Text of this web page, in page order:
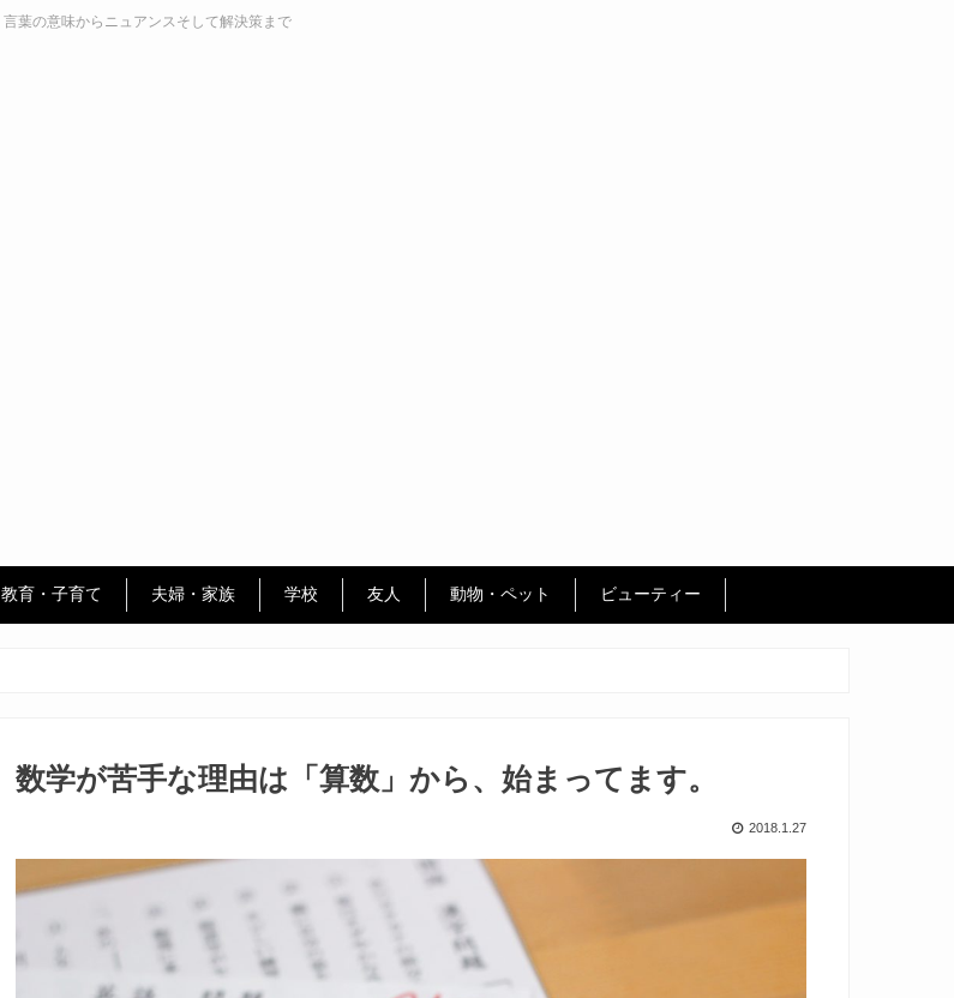
言葉の意味からニュアンスそして解決策まで
教育・子育て 夫婦・家族 学校 友人 動物・ペット ビューティー
数学が苦手な理由は「算数」から、始まってます。
2018.1.27